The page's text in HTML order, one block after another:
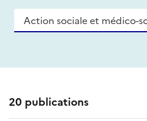
Recherche
20 publications